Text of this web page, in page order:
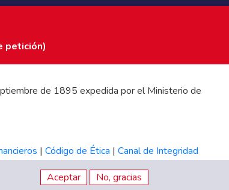
petición)
de 1895 expedida por el Ministerio de
| Código de Ética | Canal de Integridad
Aceptar No, gracias